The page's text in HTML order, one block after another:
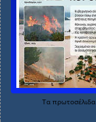
Τα πρωτοσέλιδα